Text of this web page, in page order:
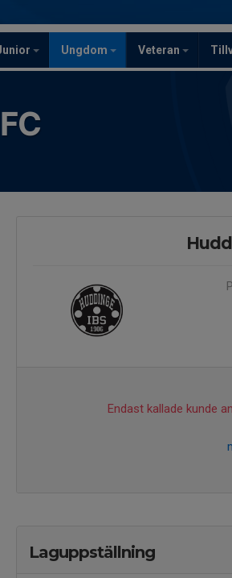
Ungdom Veteran
Endast kallade kunde
Laguppställning